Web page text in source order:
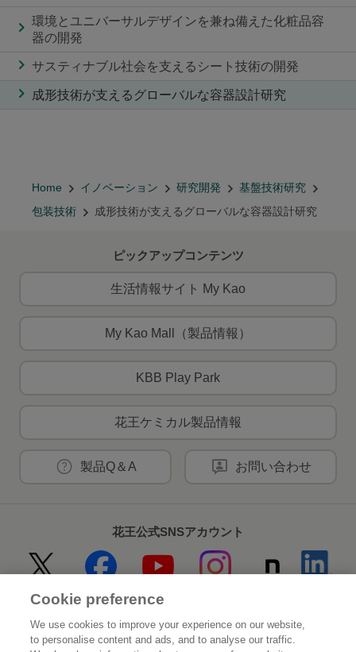
環境とユニバーサルデザインを兼ね備えた化粧品容
器の開発
サスティナブル社会を支えるシート技術の開発
成形技術が支えるグローバルな容器設計研究
Home イノベーション 研究開発
基盤技術研究
包装技術
成形技術が支えるグローバルな容器設計研究
ピックアップコンテンツ
生活情報サイト My Kao
My Kao Mall（製品情報）
KBB Play Park
花王ケミカル製品情報
製品Q＆A お問い合わせ
花王公式SNSアカウント
Home 花王について
Cookie preference
We use cookies to improve your experience on our website,
to personalise content and ads, and to analyse our traffic.